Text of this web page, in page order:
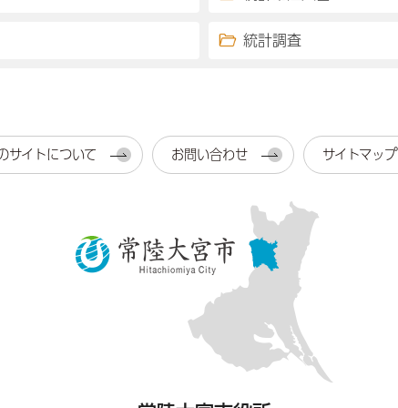
統計調査
サイトについて お問い合わせ サイトマップ